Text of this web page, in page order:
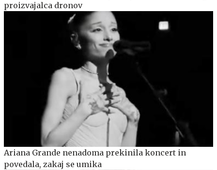
proizvajalca dronov
Ariana Grande nenadoma prekinila koncert in
povedala, zakaj se umika